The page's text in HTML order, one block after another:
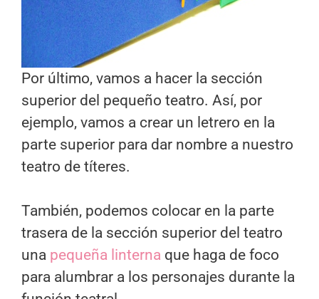
Por último, vamos a hacer la sección
superior del pequeño teatro. Así, por
ejemplo, vamos a crear un letrero en la
parte superior para dar nombre a nuestro
teatro de títeres.
También, podemos colocar en la parte
trasera de la sección superior del teatro
una pequeña linterna que haga de foco
para alumbrar a los personajes durante la